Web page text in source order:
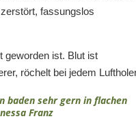
fassungslos
geworden ist. Blut ist
röchelt bei jedem